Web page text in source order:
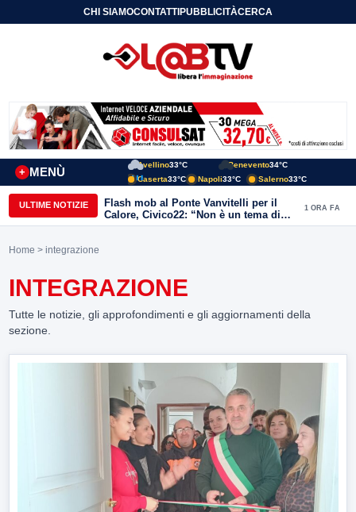
CHI SIAMOCONTATTIPUBBLICITÀCERCA
MENÙ
+
Avellino33°C Benevento34°C
Caserta33°C Napoli33°C Salerno33°C
ULTIME NOTIZIE
Flash mob al Ponte Vanvitelli per il
Calore, Civico22: “Non è un tema di
quartiere, riguarda tutta Benevento”
1 ORA FA
Home > integrazione
INTEGRAZIONE
Tutte le notizie, gli approfondimenti e gli aggiornamenti della
sezione.